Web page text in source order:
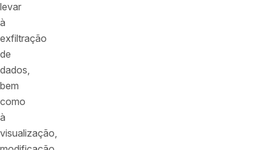
levar
à
exfiltração
de
dados,
bem
como
à
visualização,